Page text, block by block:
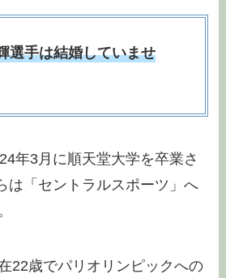
選手は結婚していませ
年3月に順天堂大学を卒業さ
は「セントラルスポーツ」へ
22歳でパリオリンピックへの